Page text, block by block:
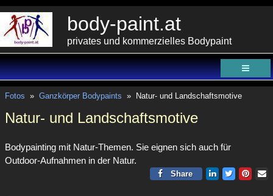
body-paint.at
privates und kommerzielles Bodypaint
Fotos » Ganzkörper Bodypaints » Natur- und Landschaftsmotive
Natur- und Landschaftsmotive
Bodypainting mit Natur-Themen. Sie eignen sich auch für
Outdoor-Aufnahmen in der Natur.
Share